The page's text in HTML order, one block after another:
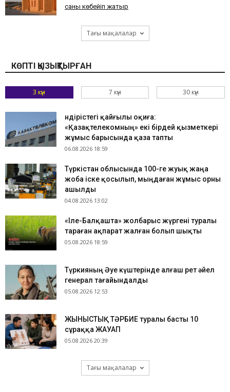
саны көбейіп жатыр
Тағы мақалалар
КӨПТІ ҚЫЗЫҚТЫРҒАН
3 күн 7 күн 30 күн
Өндірістегі қайғылы оқиға:
«Қазақтелекомның» екі бірдей қызметкері
жұмыс барысында қаза тапты
06.08.2026 18:59
Түркістан облысында 100-ге жуық жаңа
жоба іске қосылып, мыңдаған жұмыс орны
ашылды
04.08.2026 13:02
«Іле-Балқашта» жолбарыс жүргені туралы
тараған ақпарат жалған болып шықты
05.08.2026 18:59
Түркияның Әуе күштерінде алғаш рет әйел
генерал тағайындалды
05.08.2026 12:53
ЖЫНЫСТЫҚ ТӘРБИЕ туралы басты 10
сұраққа ЖАУАП
05.08.2026 20:39
Тағы мақалалар